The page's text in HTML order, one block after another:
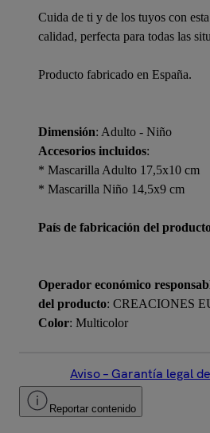
Cuida de ti y de los tuyos con
calidad, perfecta para todas las
Producto fabricado en España.
Dimensión: Adulto - Niño
Accesorios incluidos:
* Mascarilla Adulto 17,5x10 cm
* Mascarilla Niño 14,5x9 cm
País de fabricación del
Operador económico
del producto: CREACIONES
Color: Multicolor
Aviso – Garantía legal
Reportar contenido